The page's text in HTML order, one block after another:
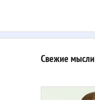
Свежие мысли